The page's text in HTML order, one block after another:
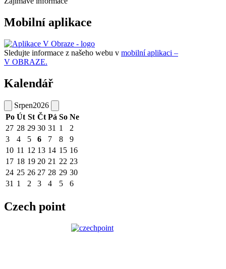
Mobilní aplikace
Sledujte informace z našeho webu v mobilní aplikaci –
V OBRAZE.
Kalendář
Srpen2026
Po Út St Čt Pá So Ne
27 28 29 30 31 1
2
3
4 5 6 7 8
9
10 11 12 13 14 15 16
17 18 19 20 21 22 23
24 25 26 27 28 29 30
31 1 2 3 4 5 6
Czech point